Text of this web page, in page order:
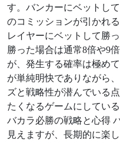
す。バンカーにベットし
のコミッションが引かれ
レイヤーにベットして勝
勝った場合は通常8倍や9
が、発生する確率は極め
が単純明快でありながら
ズと戦略性が潜んでいる
たくなるゲームにしてい
バカラ必勝の戦略と心得
見えますが、長期的に楽